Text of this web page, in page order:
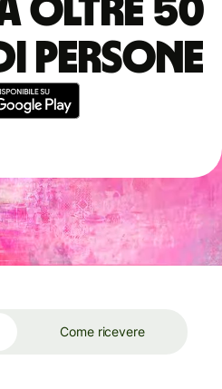
oltre 50
persone
Come ricevere